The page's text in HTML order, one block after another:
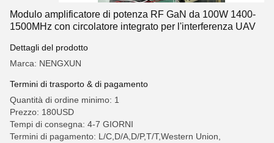
Modulo amplificatore di potenza RF GaN da 100W 1400-
1500MHz con circolatore integrato per l'interferenza UAV
Dettagli del prodotto
Marca: NENGXUN
Termini di trasporto & di pagamento
Quantità di ordine minimo: 1
Prezzo: 180USD
Tempi di consegna: 4-7 GIORNI
Termini di pagamento: L/C,D/A,D/P,T/T,Western Union,